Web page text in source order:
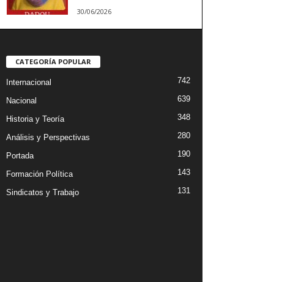
30/06/2026
CATEGORÍA POPULAR
Internacional 742
Nacional 639
Historia y Teoría 348
Análisis y Perspectivas 280
Portada 190
Formación Política 143
Sindicatos y Trabajo 131